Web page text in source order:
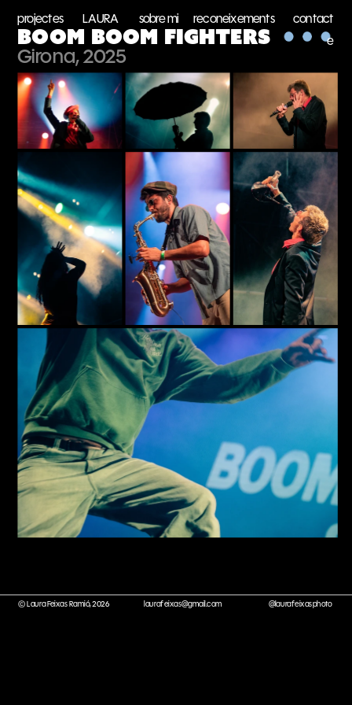
projectes sobre mi
contact
e
reconeixements
LAURA
BOOM BOOM FIGHTERS
Girona, 2025
© Laura Feixas Ramió, 2026 laurafeixas@gmail.com @laurafeixasphoto